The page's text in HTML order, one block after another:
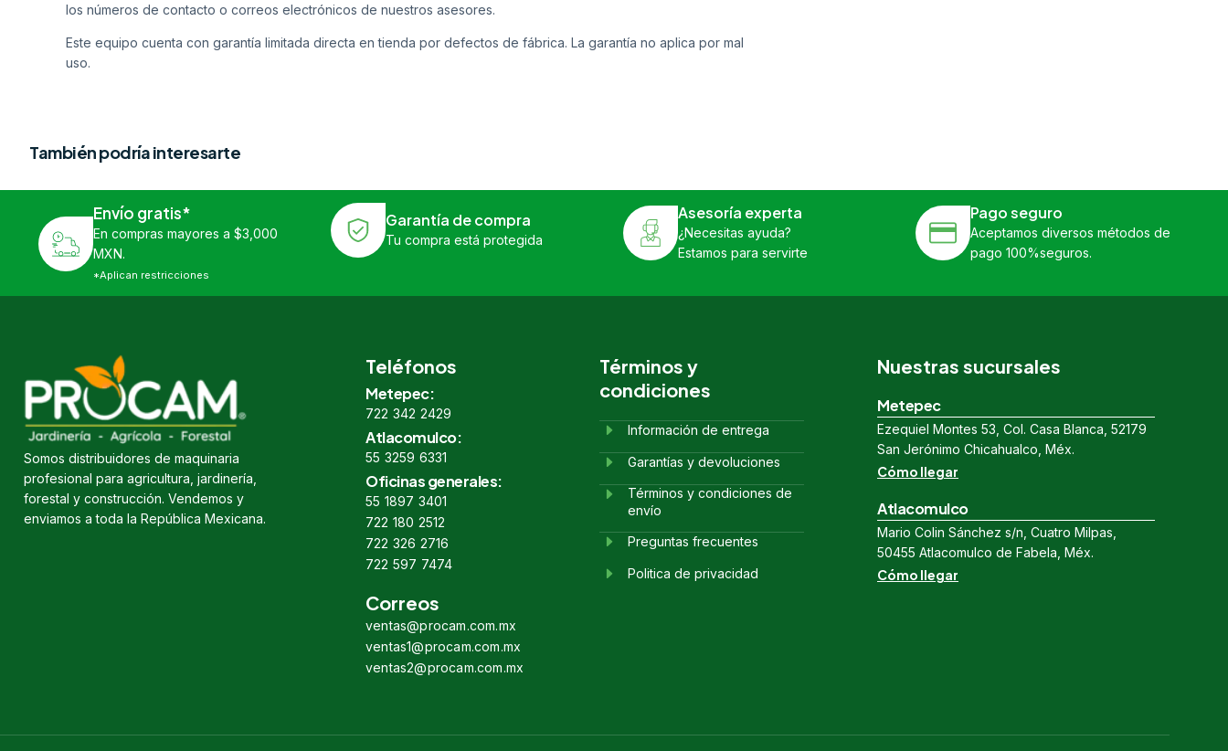
los números de contacto o correos electrónicos de nuestros asesores.
Este equipo cuenta con garantía limitada directa en tienda por defectos de fábrica. La garantía no aplica por mal
uso.
También podría interesarte
Envío gratis*
En compras mayores a $3,000
MXN.
*Aplican restricciones
Garantía de compra
Tu compra está protegida
Asesoría experta
¿Necesitas ayuda?
Estamos para servirte
Pago seguro
Aceptamos diversos métodos de
pago 100%seguros.
Somos distribuidores de maquinaria
profesional para agricultura, jardinería,
forestal y construcción. Vendemos y
enviamos a toda la República Mexicana.
Teléfonos
Metepec:
722 342 2429
Atlacomulco:
55 3259 6331
Oficinas generales:
55 1897 3401
722 180 2512
722 326 2716
722 597 7474
Correos
ventas@procam.com.mx
ventas1@procam.com.mx
ventas2@procam.com.mx
Términos y
condiciones
Información de entrega
Garantías y devoluciones
Términos y condiciones de
envío
Preguntas frecuentes
Politica de privacidad
Nuestras sucursales
Metepec
Ezequiel Montes 53, Col. Casa Blanca, 52179
San Jerónimo Chicahualco, Méx.
Cómo llegar
Atlacomulco
Mario Colin Sánchez s/n, Cuatro Milpas,
50455 Atlacomulco de Fabela, Méx.
Cómo llegar